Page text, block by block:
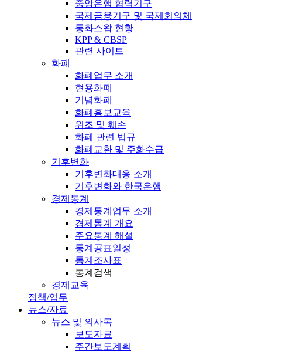
중앙은행 협력기구
국제금융기구 및 국제회의체
통화스왑 현황
KPP & CBSP
관련 사이트
화폐
화폐업무 소개
현용화폐
기념화폐
화폐홍보교육
위조 및 훼손
화폐 관련 법규
화폐교환 및 주화수급
기후변화
기후변화대응 소개
기후변화와 한국은행
경제통계
경제통계업무 소개
경제통계 개요
주요통계 해설
통계공표일정
통계조사표
통계검색
경제교육
정책/업무
뉴스/자료
뉴스 및 의사록
보도자료
주간보도계획